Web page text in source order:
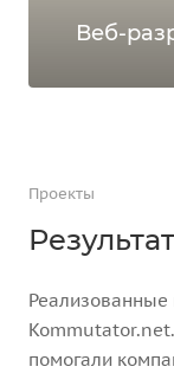
Веб-
Проекты
Реализованные
помогали